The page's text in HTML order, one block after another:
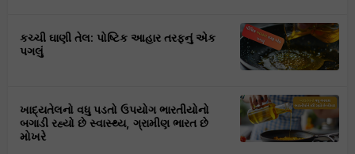
કચ્ચી ઘાણી તેલ: પોષ્ટિક આહાર તરફનું એક
પગલું
ખાદ્યતેલનો વધુ પડતો ઉપયોગ ભારતીયોનો
બગાડી રહ્યો છે સ્વાસ્થ્ય, ગ્રામીણ ભારત છે
મોખરે